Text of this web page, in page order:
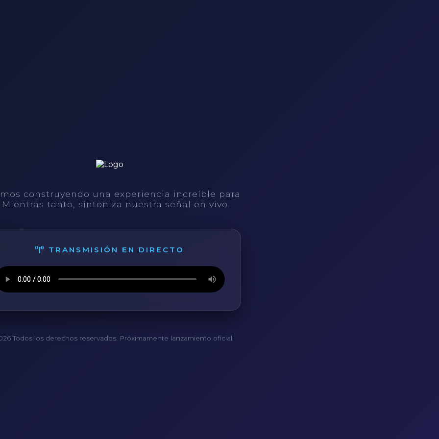
construyendo una experiencia increíble para
tanto, sintoniza nuestra señal en vivo.
TRANSMISIÓN EN DIRECTO
Todos los derechos reservados. Próximamente lanzamiento oficial.